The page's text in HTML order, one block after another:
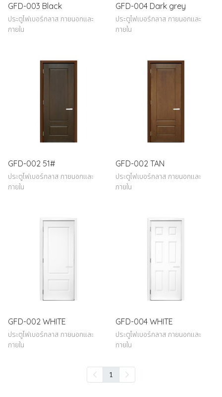
GFD-003 Black
ประตูไฟเบอร์กลาส ภายนอกและ
ภายใน
GFD-004 Dark grey
ประตูไฟเบอร์กลาส ภายนอกและ
ภายใน
GFD-002 51#
ประตูไฟเบอร์กลาส ภายนอกและ
ภายใน
GFD-002 TAN
ประตูไฟเบอร์กลาส ภายนอกและ
ภายใน
GFD-002 WHITE
ประตูไฟเบอร์กลาส ภายนอกและ
ภายใน
GFD-004 WHITE
ประตูไฟเบอร์กลาส ภายนอกและ
ภายใน
1